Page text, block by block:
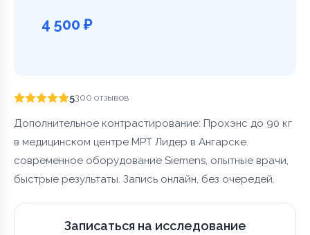
4 500 ₽
5300 отзывов
Дополнительное контрастирование: Прохэнс до 90 кг
в медицинском центре МРТ Лидер в Ангарске.
современное оборудование Siemens, опытные врачи,
быстрые результаты. Запись онлайн, без очередей.
Записаться на исследование